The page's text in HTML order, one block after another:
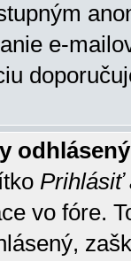
e-
Prihlásiť
vo fóre.